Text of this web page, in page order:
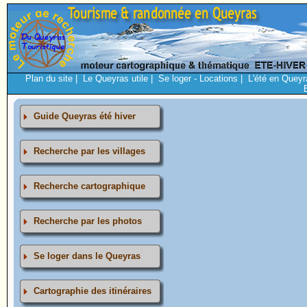
Plan du site Le Queyras utile Se loger - Locations
L'été en
Guide Queyras été hiver
Recherche par les villages
Recherche cartographique
Recherche par les photos
Se loger dans le Queyras
Cartographie des itinéraires